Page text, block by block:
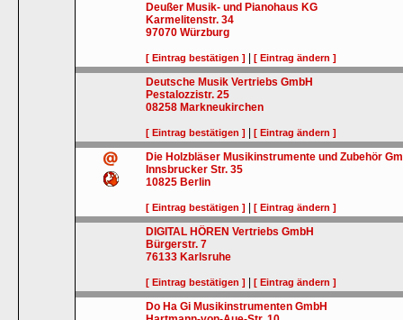
Deußer Musik- und Pianohaus KG
Karmelitenstr. 34
97070 Würzburg
[ Eintrag bestätigen ] |[ Eintrag ändern ]
Deutsche Musik Vertriebs GmbH
Pestalozzistr. 25
08258 Markneukirchen
[ Eintrag bestätigen ] |[ Eintrag ändern ]
Die Holzbläser Musikinstrumente und Zubehör
Innsbrucker Str. 35
10825 Berlin
[ Eintrag bestätigen ] |[ Eintrag ändern ]
DIGITAL HÖREN Vertriebs GmbH
Bürgerstr. 7
76133 Karlsruhe
[ Eintrag bestätigen ] |[ Eintrag ändern ]
Do Ha Gi Musikinstrumenten GmbH